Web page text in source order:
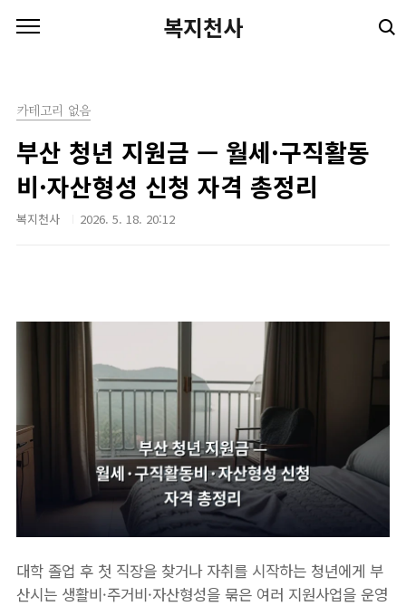
복지천사
카테고리 없음
부산 청년 지원금 — 월세·구직활동
비·자산형성 신청 자격 총정리
복지천사 2026. 5. 18. 20:12
대학 졸업 후 첫 직장을 찾거나 자취를 시작하는 청년에게 부
산시는 생활비·주거비·자산형성을 묶은 여러 지원사업을 운영